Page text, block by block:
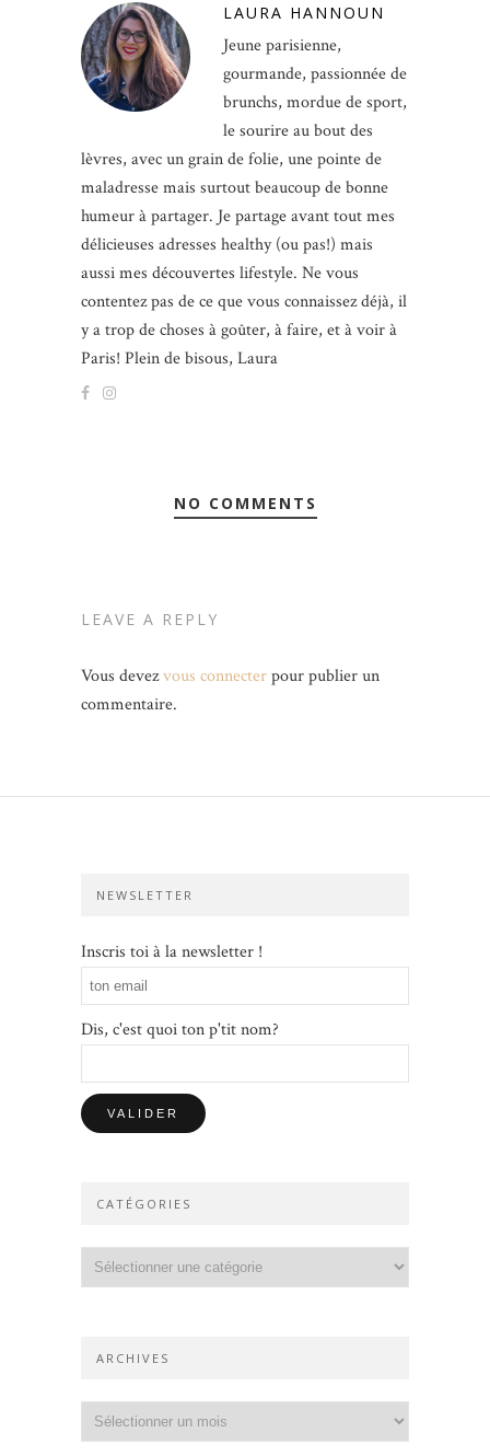
LAURA HANNOUN
Jeune parisienne,
gourmande, passionnée de
brunchs, mordue de sport,
le sourire au bout des
lèvres, avec un grain de folie, une pointe de
maladresse mais surtout beaucoup de bonne
humeur à partager. Je partage avant tout mes
délicieuses adresses healthy (ou pas!) mais
aussi mes découvertes lifestyle. Ne vous
contentez pas de ce que vous connaissez déjà, il
y a trop de choses à goûter, à faire, et à voir à
Paris! Plein de bisous, Laura
NO COMMENTS
LEAVE A REPLY
Vous devezvous connecterpour publier un
commentaire.
NEWSLETTER
Inscris toi à la newsletter !
Dis, c'est quoi ton p'tit nom?
CATÉGORIES
Catégories
ARCHIVES
Archives